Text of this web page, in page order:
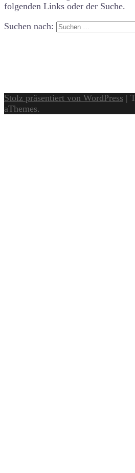
folgenden Links oder der Suche.
Suchen nach:
Stolz präsentiert von WordPress |
aThemes.